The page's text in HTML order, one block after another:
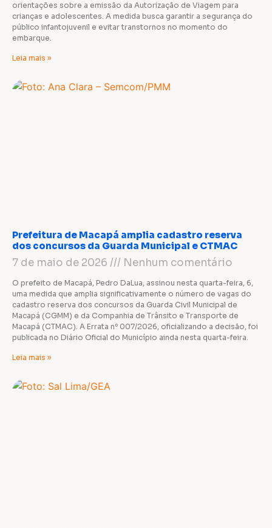
orientações sobre a emissão da Autorização de Viagem para
crianças e adolescentes. A medida busca garantir a segurança do
público infantojuvenil e evitar transtornos no momento do
embarque.
Leia mais »
Prefeitura de Macapá amplia cadastro reserva
dos concursos da Guarda Municipal e CTMAC
7 de maio de 2026 Nenhum comentário
O prefeito de Macapá, Pedro DaLua, assinou nesta quarta-feira, 6,
uma medida que amplia significativamente o número de vagas do
cadastro reserva dos concursos da Guarda Civil Municipal de
Macapá (CGMM) e da Companhia de Trânsito e Transporte de
Macapá (CTMAC). A Errata nº 007/2026, oficializando a decisão, foi
publicada no Diário Oficial do Município ainda nesta quarta-feira.
Leia mais »